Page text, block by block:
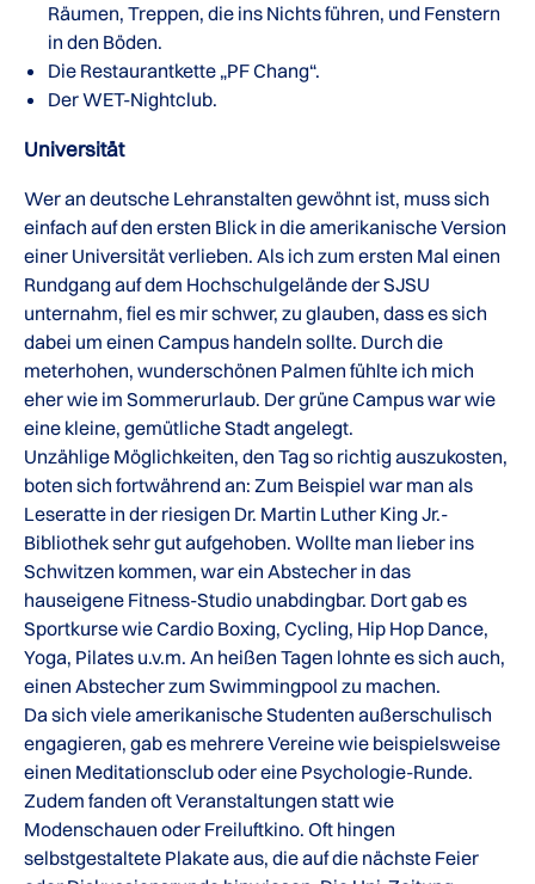
Räumen, Treppen, die ins Nichts führen, und Fenstern
in den Böden.
Die Restaurantkette „PF Chang“.
Der WET-Nightclub.
Universität
Wer an deutsche Lehranstalten gewöhnt ist, muss sich
einfach auf den ersten Blick in die amerikanische Version
einer Universität verlieben. Als ich zum ersten Mal einen
Rundgang auf dem Hochschulgelände der SJSU
unternahm, fiel es mir schwer, zu glauben, dass es sich
dabei um einen Campus handeln sollte. Durch die
meterhohen, wunderschönen Palmen fühlte ich mich
eher wie im Sommerurlaub. Der grüne Campus war wie
eine kleine, gemütliche Stadt angelegt.
Unzählige Möglichkeiten, den Tag so richtig auszukosten,
boten sich fortwährend an: Zum Beispiel war man als
Leseratte in der riesigen Dr. Martin Luther King Jr.-
Bibliothek sehr gut aufgehoben. Wollte man lieber ins
Schwitzen kommen, war ein Abstecher in das
hauseigene Fitness-Studio unabdingbar. Dort gab es
Sportkurse wie Cardio Boxing, Cycling, Hip Hop Dance,
Yoga, Pilates u.v.m. An heißen Tagen lohnte es sich auch,
einen Abstecher zum Swimmingpool zu machen.
Da sich viele amerikanische Studenten außerschulisch
engagieren, gab es mehrere Vereine wie beispielsweise
einen Meditationsclub oder eine Psychologie-Runde.
Zudem fanden oft Veranstaltungen statt wie
Modenschauen oder Freiluftkino. Oft hingen
selbstgestaltete Plakate aus, die auf die nächste Feier